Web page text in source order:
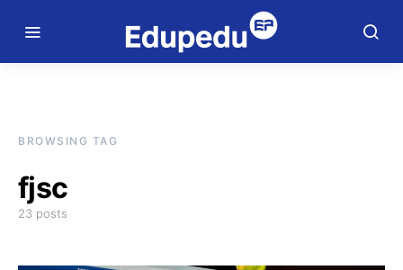
BROWSING TAG
fjsc
23 posts